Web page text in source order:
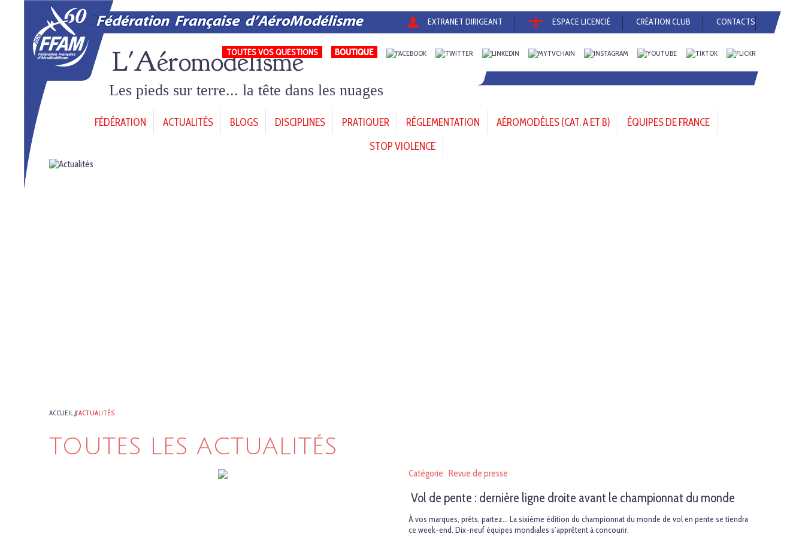
EXTRANET DIRIGEANT ESPACE LICENCIÉ CRÉATION CLUB CONTACTS
TOUTES VOS QUESTIONS
L'Aéromodélisme
Les pieds sur terre... la tête dans les nuages
FÉDÉRATION ACTUALITÉS BLOGS DISCIPLINES PRATIQUER RÉGLEMENTATION AÉROMODÈLES (CAT. A ET B)
ÉQUIPES DE FRANCE
STOP VIOLENCE
ACCUEIL//ACTUALITÉS
TOUTES LES ACTUALITÉS
Catégorie : Revue de presse
Vol de pente : dernière ligne droite avant le championnat du monde
À vos marques, prêts, partez… La sixième édition du championnat du monde de vol en pente se tiendra
ce week-end. Dix-neuf équipes mondiales s’apprêtent à concourir.